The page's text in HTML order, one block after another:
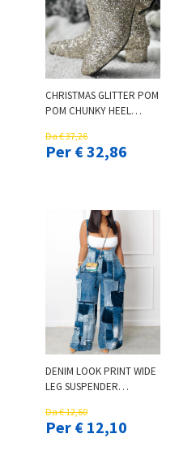
CHRISTMAS GLITTER POM
POM CHUNKY HEEL
Da € 37,26
Per € 32,86
DENIM LOOK PRINT WIDE
LEG SUSPENDER
Da € 12,60
Per € 12,10